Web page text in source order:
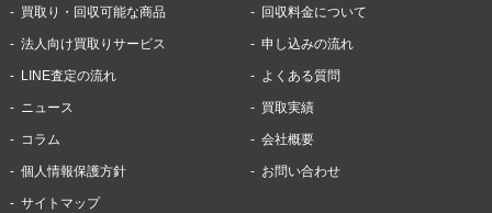
買取り・回収可能な商品 回収料金について
法人向け買取りサービス 申し込みの流れ
LINE査定の流れ よくある質問
ニュース 買取実績
コラム 会社概要
個人情報保護方針 お問い合わせ
サイトマップ